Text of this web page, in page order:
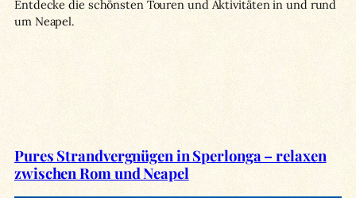
Entdecke die schönsten Touren und Aktivitäten in und rund
um Neapel.
Pures Strandvergnügen in Sperlonga – relaxen
zwischen Rom und Neapel